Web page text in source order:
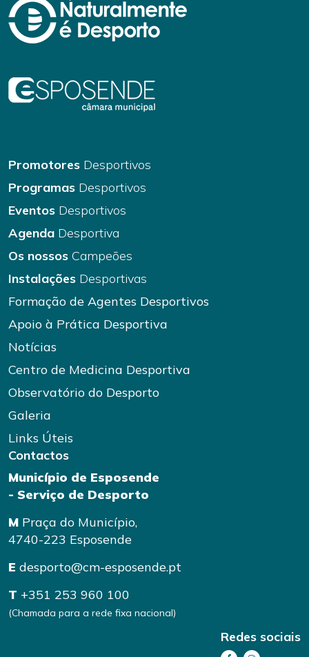
Promotores Desportivos
Programas Desportivos
Eventos Desportivos
Agenda Desportiva
Os nossos Campeões
Instalações Desportivas
Formação de Agentes Desportivos
Apoio à Prática Desportiva
Notícias
Centro de Medicina Desportiva
Observatório do Desporto
Galeria
Links Úteis
Contactos
Município de Esposende
- Serviço de Desporto
M Praça do Município,
4740-223 Esposende
E desporto@cm-esposende.pt
T +351 253 960 100
(Chamada para a rede fixa nacional)
Redes sociais